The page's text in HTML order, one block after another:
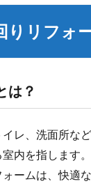
りリフォ
は？
レ、洗面所な
内を指します。
ームは、快適